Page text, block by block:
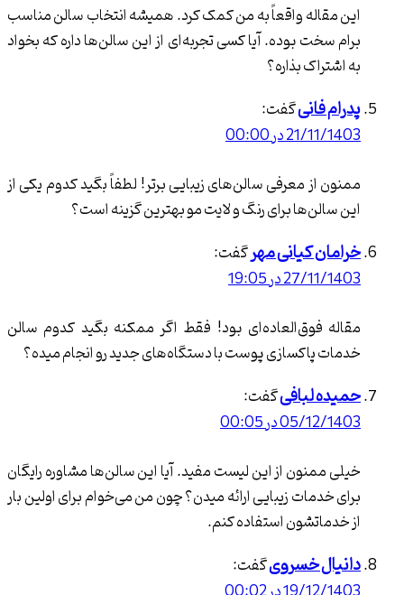
برترین سالن ‌های زیبایی
در منطقه سعادت آباد
تهران
آیا به دنبال سالن زیبایی حرفه ‌ای و
سعادت آباد هستید؟ در اینجا بهترین
سالن‌ها را معرفی می‌کنیم که خدمات
مختلفی از جمله تغییرات حرفه ‌ای در
زیبایی شما ارائه می‌دهند. در این
مقاله به معرفی 7 تا از
پرداخته‌ایم.
واقعاً به من کمک کرد. همیشه انتخاب سالن مناسب
بوده. آیا کسی تجربه‌ای از این سالن‌ها داره که بخواد
بذاره؟
فانیگفت:
در 00:00
از معرفی سالن‌های زیبایی برتر! لطفاً بگید کدوم یکی از
برای رنگ و لایت مو بهترین گزینه است؟
کیانی مهرگفت:
در 19:05
فوق‌العاده‌ای بود! فقط اگر ممکنه بگید کدوم سالن
پاکسازی پوست با دستگاه‌های جدید رو انجام میده؟
لبافیگفت:
در 00:05
از این لیست مفید. آیا این سالن‌ها مشاوره رایگان
زیبایی ارائه میدن؟ چون من می‌خوام برای اولین بار
استفاده کنم.
خسرویگفت: